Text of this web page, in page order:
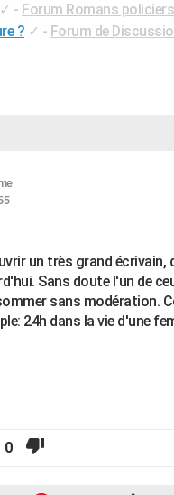
✓ - Forum Romans policiers
? ✓ - Forum de
un très grand écrivain,
Sans doute l'un de
sans modération.
24h dans la vie d'une
0